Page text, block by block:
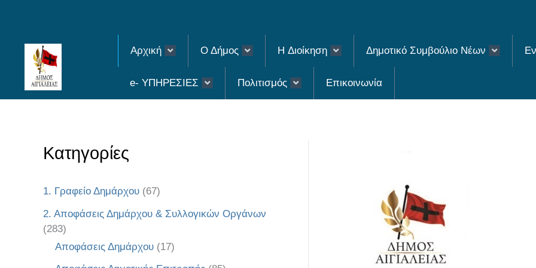
content
Αρχική Ο Δήμος H Διοίκηση Δημοτικό Συμβούλιο Νέων
e- ΥΠΗΡΕΣΙΕΣ Πολιτισμός Επικοινωνία
Κατηγορίες
1. Γραφείο Δημάρχου (67)
2. Αποφάσεις Δημάρχου & Συλλογικών Οργάνων
(283)
Αποφάσεις Δημάρχου (17)